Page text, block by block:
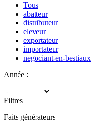
Tous
abatteur
distributeur
eleveur
exportateur
importateur
negociant-en-bestiaux
Année :
Filtres
Faits générateurs